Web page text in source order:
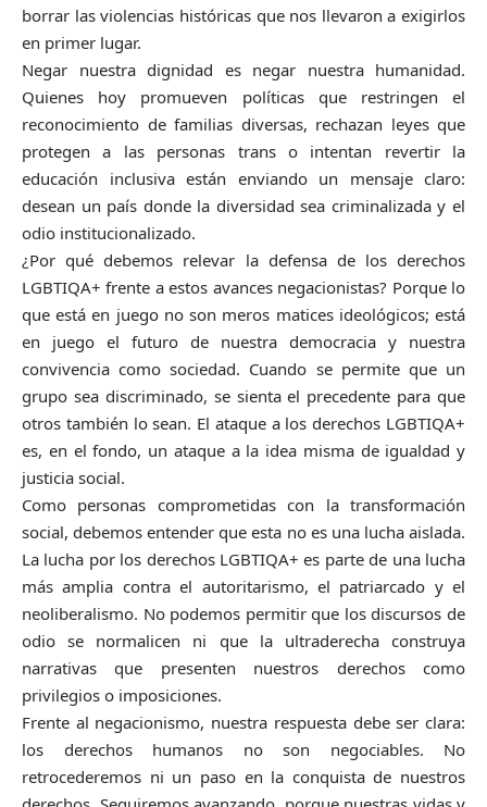
borrar las violencias históricas que nos llevaron a exigirlos
en primer lugar.
Negar nuestra dignidad es negar nuestra humanidad.
Quienes hoy promueven políticas que restringen el
reconocimiento de familias diversas, rechazan leyes que
protegen a las personas trans o intentan revertir la
educación inclusiva están enviando un mensaje claro:
desean un país donde la diversidad sea criminalizada y el
odio institucionalizado.
¿Por qué debemos relevar la defensa de los derechos
LGBTIQA+ frente a estos avances negacionistas? Porque lo
que está en juego no son meros matices ideológicos; está
en juego el futuro de nuestra democracia y nuestra
convivencia como sociedad. Cuando se permite que un
grupo sea discriminado, se sienta el precedente para que
otros también lo sean. El ataque a los derechos LGBTIQA+
es, en el fondo, un ataque a la idea misma de igualdad y
justicia social.
Como personas comprometidas con la transformación
social, debemos entender que esta no es una lucha aislada.
La lucha por los derechos LGBTIQA+ es parte de una lucha
más amplia contra el autoritarismo, el patriarcado y el
neoliberalismo. No podemos permitir que los discursos de
odio se normalicen ni que la ultraderecha construya
narrativas que presenten nuestros derechos como
privilegios o imposiciones.
Frente al negacionismo, nuestra respuesta debe ser clara:
los derechos humanos no son negociables. No
retrocederemos ni un paso en la conquista de nuestros